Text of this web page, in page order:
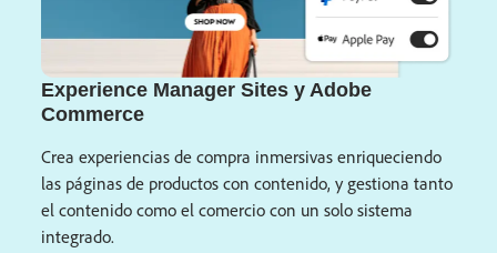
Experience Manager Sites y Adobe
Commerce
Crea experiencias de compra inmersivas enriqueciendo
las páginas de productos con contenido, y gestiona tanto
el contenido como el comercio con un solo sistema
integrado.